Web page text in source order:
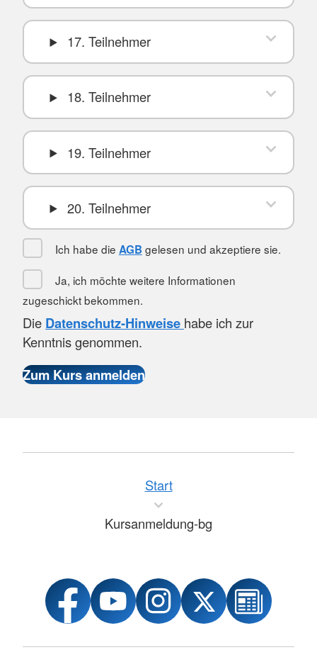
17. Teilnehmer
18. Teilnehmer
19. Teilnehmer
20. Teilnehmer
Ich habe die AGB gelesen und akzeptiere sie.
Ja, ich möchte weitere Informationen
zugeschickt bekommen.
Die Datenschutz-Hinweise habe ich zur
Kenntnis genommen.
Start
Kursanmeldung-bg